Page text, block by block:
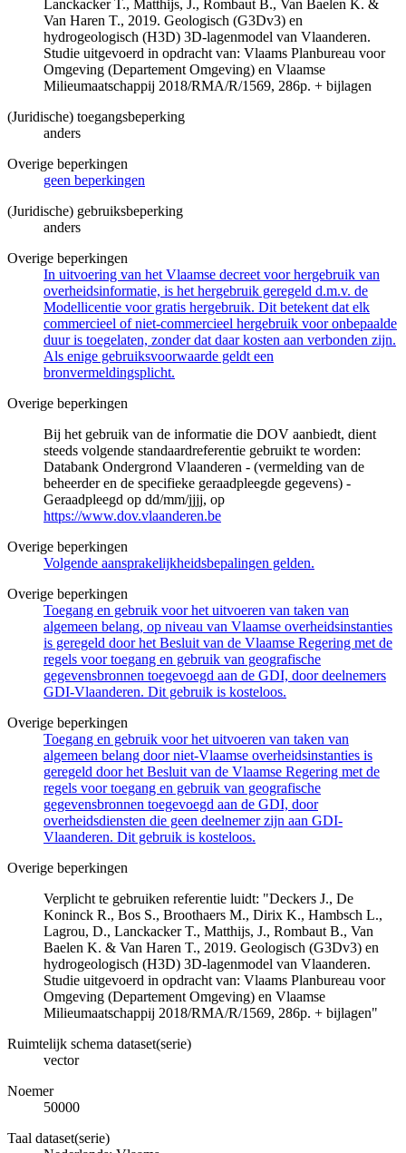
Lanckacker T., Matthijs, J., Rombaut B., Van Baelen K. &
Van Haren T., 2019. Geologisch (G3Dv3) en
hydrogeologisch (H3D) 3D-lagenmodel van Vlaanderen.
Studie uitgevoerd in opdracht van: Vlaams Planbureau voor
Omgeving (Departement Omgeving) en Vlaamse
Milieumaatschappij 2018/RMA/R/1569, 286p. + bijlagen
(Juridische) toegangsbeperking
anders
Overige beperkingen
geen beperkingen
(Juridische) gebruiksbeperking
anders
Overige beperkingen
In uitvoering van het Vlaamse decreet voor hergebruik van
overheidsinformatie, is het hergebruik geregeld d.m.v. de
Modellicentie voor gratis hergebruik. Dit betekent dat elk
commercieel of niet-commercieel hergebruik voor onbepaalde
duur is toegelaten, zonder dat daar kosten aan verbonden zijn.
Als enige gebruiksvoorwaarde geldt een
bronvermeldingsplicht.
Overige beperkingen
Bij het gebruik van de informatie die DOV aanbiedt, dient
steeds volgende standaardreferentie gebruikt te worden:
Databank Ondergrond Vlaanderen - (vermelding van de
beheerder en de specifieke geraadpleegde gegevens) -
Geraadpleegd op dd/mm/jjjj, op
https://www.dov.vlaanderen.be
Overige beperkingen
Volgende aansprakelijkheidsbepalingen gelden.
Overige beperkingen
Toegang en gebruik voor het uitvoeren van taken van
algemeen belang, op niveau van Vlaamse overheidsinstanties
is geregeld door het Besluit van de Vlaamse Regering met de
regels voor toegang en gebruik van geografische
gegevensbronnen toegevoegd aan de GDI, door deelnemers
GDI-Vlaanderen. Dit gebruik is kosteloos.
Overige beperkingen
Toegang en gebruik voor het uitvoeren van taken van
algemeen belang door niet-Vlaamse overheidsinstanties is
geregeld door het Besluit van de Vlaamse Regering met de
regels voor toegang en gebruik van geografische
gegevensbronnen toegevoegd aan de GDI, door
overheidsdiensten die geen deelnemer zijn aan GDI-
Vlaanderen. Dit gebruik is kosteloos.
Overige beperkingen
Verplicht te gebruiken referentie luidt: "Deckers J., De
Koninck R., Bos S., Broothaers M., Dirix K., Hambsch L.,
Lagrou, D., Lanckacker T., Matthijs, J., Rombaut B., Van
Baelen K. & Van Haren T., 2019. Geologisch (G3Dv3) en
hydrogeologisch (H3D) 3D-lagenmodel van Vlaanderen.
Studie uitgevoerd in opdracht van: Vlaams Planbureau voor
Omgeving (Departement Omgeving) en Vlaamse
Milieumaatschappij 2018/RMA/R/1569, 286p. + bijlagen"
Ruimtelijk schema dataset(serie)
vector
Noemer
50000
Taal dataset(serie)